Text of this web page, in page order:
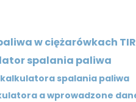
w ciężarówkach TIR
spalania paliwa
spalania paliwa
a wprowadzone